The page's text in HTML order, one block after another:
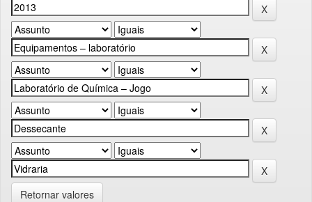
Retornar valores